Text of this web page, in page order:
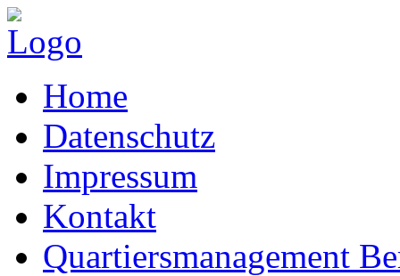
Home
Datenschutz
Impressum
Kontakt
Quartiersmanagement